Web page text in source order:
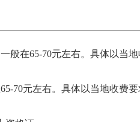
在65-70元左右。具体以当
70元左右。具体以当地收费